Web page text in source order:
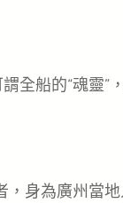
全船的“魂靈”
身為廣州當地